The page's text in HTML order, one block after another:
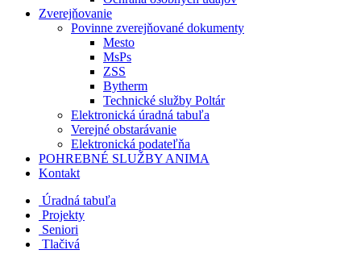
Zverejňovanie
Povinne zverejňované dokumenty
Mesto
MsPs
ZSS
Bytherm
Technické služby Poltár
Elektronická úradná tabuľa
Verejné obstarávanie
Elektronická podateľňa
POHREBNÉ SLUŽBY ANIMA
Kontakt
Úradná tabuľa
Projekty
Seniori
Tlačivá